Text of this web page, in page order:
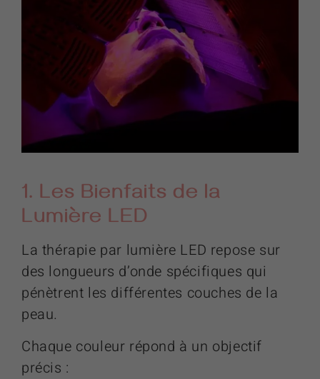
1. Les Bienfaits de la
Lumière LED
La thérapie par lumière LED repose sur
des longueurs d’onde spécifiques qui
pénètrent les différentes couches de la
peau.
Chaque couleur répond à un objectif
précis :